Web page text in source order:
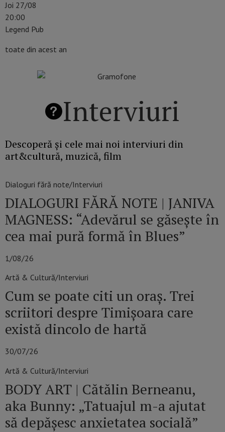
Joi 27/08
20:00
Legend Pub
toate din acest an
Interviuri
Descoperă și cele mai noi interviuri din
art&cultură, muzică, film
Dialoguri fără note/Interviuri
DIALOGURI FĂRĂ NOTE | JANIVA
MAGNESS: “Adevărul se găseşte în
cea mai pură formă în Blues”
1/08/26
Artă & Cultură/Interviuri
Cum se poate citi un oraș. Trei
scriitori despre Timișoara care
există dincolo de hartă
30/07/26
Artă & Cultură/Interviuri
BODY ART | Cătălin Berneanu,
aka Bunny: „Tatuajul m-a ajutat
să depășesc anxietatea socială”